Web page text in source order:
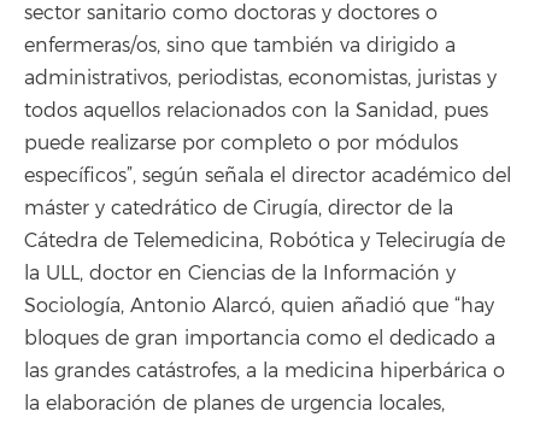
sector sanitario como doctoras y doctores o
enfermeras/os, sino que también va dirigido a
administrativos, periodistas, economistas, juristas y
todos aquellos relacionados con la Sanidad, pues
puede realizarse por completo o por módulos
específicos”, según señala el director académico del
máster y catedrático de Cirugía, director de la
Cátedra de Telemedicina, Robótica y Telecirugía de
la ULL, doctor en Ciencias de la Información y
Sociología, Antonio Alarcó, quien añadió que “hay
bloques de gran importancia como el dedicado a
las grandes catástrofes, a la medicina hiperbárica o
la elaboración de planes de urgencia locales,